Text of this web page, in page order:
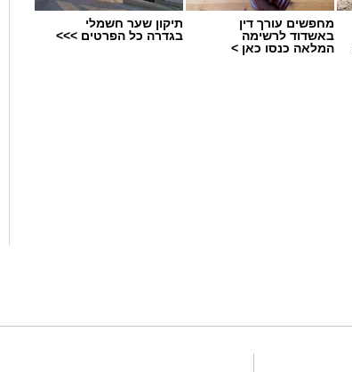
מחפשים עורך דין
באשדוד לרשימה
המלאה כנסו כאן >
תיקון שער חשמלי
בגדרה כל הפרטים >>>